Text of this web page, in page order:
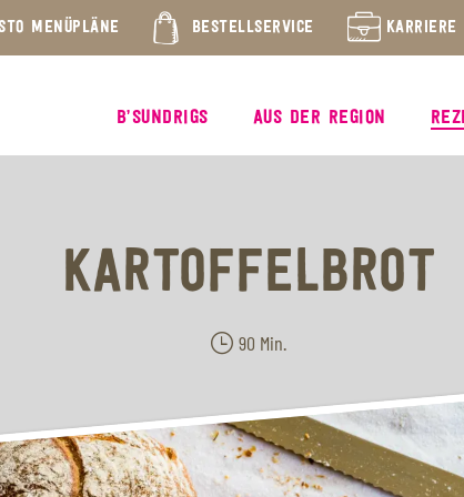
MENÜPLÄNE BESTELLSERVICE KARRIERE
B’SUNDRIGS AUS DER REGION
KARTOFFELBROT
90 Min.